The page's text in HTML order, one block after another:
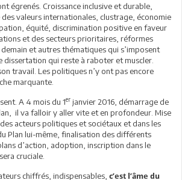
égrenés. Croissance inclusive et durable,
valeurs internationales, clustrage, économie
équité, discrimination positive en faveur
et des secteurs prioritaires, réformes
et autres thématiques qui s’imposent
dissertation qui reste à raboter et muscler.
travail. Les politiques n’y ont pas encore
marquante.
A 4 mois du 1er janvier 2016, démarrage de
il va falloir y aller vite et en profondeur. Mise
acteurs politiques et sociétaux et dans les
Plan lui-même, finalisation des différents
d’action, adoption, inscription dans le
cruciale.
chiffrés, indispensables, c’est l’âme du